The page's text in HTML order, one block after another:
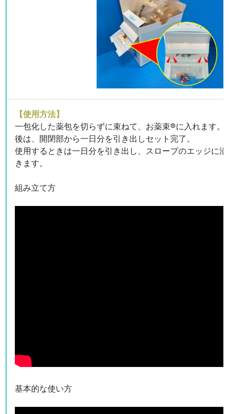
【使用方法】
一包化した薬包を切らずに束ねて、お薬束®に入れます。
後は、開閉部から一日分を引き出しセット完了。
使用するときは一日分を引き出し、スロープのエッジに
きます。
組み立て方
基本的な使い方